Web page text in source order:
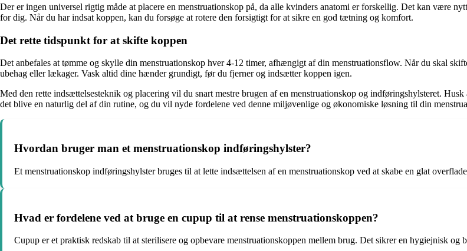
Der er ingen universel rigtig måde at placere en menstruationskop på, da alle kvinders anatomi er forskellig. Det kan være
for dig. Når du har indsat koppen, kan du forsøge at rotere den forsigtigt for at sikre en god tætning og komfort.
Det rette tidspunkt for at skifte koppen
Det anbefales at tømme og skylle din menstruationskop hver 4-12 timer, afhængigt af din menstruationsflow. Når du skal
ubehag eller lækager. Vask altid dine hænder grundigt, før du fjerner og indsætter koppen igen.
Med den rette indsættelsesteknik og placering vil du snart mestre brugen af en menstruationskop og indføringshylsteret.
det blive en naturlig del af din rutine, og du vil nyde fordelene ved denne miljøvenlige og økonomiske løsning til din
Hvordan bruger man et menstruationskop indføringshylster?
Et menstruationskop indføringshylster bruges til at lette indsættelsen af en menstruationskop ved at skabe en glat
Hvad er fordelene ved at bruge en cupup til at rense menstruationskoppen?
Cupup er et praktisk redskab til at sterilisere og opbevare menstruationskoppen mellem brug. Det sikrer en hygiejnisk og